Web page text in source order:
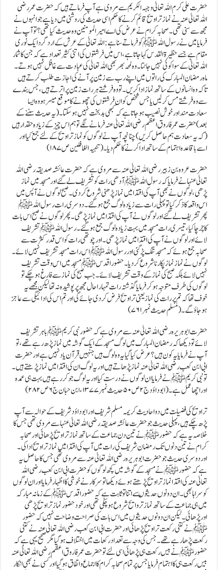
حضرت علی کرم اللہ تعالیٰ وجہہ الکریم سے مروی ہے آپ فرماتے ہیں کہ حضرت عمر رضی
اللہ تعالیٰ عنہ نے نماز تراویح قائم کرنے کا حکم اسی حدیث کی روشنی میں دیا ہے جو انہوں نے
مجھ سے سنی تھی۔صحابہ کرام نے عرض کی اے امیر المومنین وہ حدیث کیا تھی؟تو آپ نے
فرمایا میں نے رسول اللہ ﷺکو فرماتے سنا ہے: اللہ تعالیٰ کے عرش کے ارد گرد ایک نوری
مقام ہے جسے حظیرۃ القدس کہا جاتا ہے ،اس میں فرشتوں کی اتنی کثیر تعداد ہے کہ جن کا شمار
اللہ تعالیٰ کے سوا کوئی نہیں جانتا ۔وہ لمحہ بھر بھی اللہ تعالیٰ کی عبادت سے غافل نہیں ہوتے۔
ماہ رمضان المبارک کی راتوں میں اپنے رب سے زمین پر آنے کی اجازت طلب کرتے ہیں
تاکہ وہ انسانوں کے ساتھ نماز ادا کریں ۔تو وہ فرشتے ہر رات زمین پر اترتے ہیں ، جس بندے
سے وہ فرشتے مس کرلیں یا جس شخص کو ان فرشتوں کی چھونے کا موقع میسر ہو وہ ایسا
سعادت مند اور خوش نصیب ہو جاتا ہے کہ کبھی بدبخت نہیں ہوسکتا ۔(یہ حدیث سننے کے
بعد)حضرت عمر فاروق اعظم رضی اللہ تعالیٰ عنہ فرمانے لگے تو ہم اس چیز کے زیادہ حقدار ہیں
( کہ یہ سعادت ہم حاصل کریں)چنانچہ آپ نے لوگوں کو نماز تراویح کے لئے جمع کیا اور
اسے باقاعدہ اہتمام کے ساتھ ادا کرنے کا حکم دیا۔(تنبیہ الغافلین ص۱۸۷)
حضرت عروہ بن زبیر رضی اللہ تعالیٰ عنہ سے مروی ہے کہ حضرت عائشہ صدیقہ رضی اللہ
تعالیٰ عنہا نے فرمایا کہ رسول اللہ ﷺ آدھی رات کو تشریف لے گئے اور مسجد میں نماز
پڑھی ، لوگوں نے بھی آپ کی اقتدا میں نماز پڑھنی شروع کردی ۔ صبح لوگوں نے آپس میں
اس واقعہ کا ذکر کیا تو پہلی رات سے زیادہ لوگ جمع ہوگئے ۔دوسری رات رسول اللہ ﷺ
پھر تشریف لے گئے اور لوگوں نے آپ کی اقتدا میں نماز پڑھی ۔ پھر لوگوں نے صبح اس بات
کا چرچا کیا ، تیسری رات مسجد میں بہت زیادہ لوگ جمع ہوگئے ۔ رسول اللہ ﷺ تشریف
لائے اور لوگوں نے آپ کی اقتدا میں نماز پڑھی ۔اور چوتھی رات کو اس قدر کثرت سے
صحابہ جمع ہوئے کہ مسجد تنگ پڑ گئی اور رسول اللہ ﷺ اس رات مسجد تشریف نہیں لائے۔
لوگوں نے نماز نماز پکارنا شروع کردیا ۔ حضور اقدس ﷺ مسجد میں اس وقت تشریف
نہیں لائے بلکہ صبح کی نماز کے وقت تشریف لائے۔جب صبح کی نماز سے فارغ ہو چکے تو
لوگوں کی طرف متوجہ ہوکر فرمایا گذشتہ رات تمہارا حال مجھ پر پوشیدہ نہ تھا لیکن مجھے یہ
خوف تھا کہ تم پر رات کی نماز یعنی تراویح فرض کردی جائے گی اور تم اس کی ادائیگی سے عاجز
ہو جاؤگے۔(مسلم حدیث نمبر ۷۶۱)
حضرت ابوہریرہ رضی اللہ تعالیٰ عنہ سے مروی ہے کہ حضور نبی کریم ﷺ باہر تشریف
لائے تو دیکھا کہ رمضان المبارک میں لوگ مسجد کے ایک گوشہ میں نماز پڑھ رہے تھے ، تو
آپ نے فرمایا یہ کون ہیں؟عرض کیا گیا یہ وہ لوگ ہیں جنہیں قرآن یا د نہیں ہے اور حضرت
ابی ابن کعب رضی اللہ تعالیٰ عنہ نماز پڑھاتے ہیں اور یہ لوگ ان کی اقتدا میں نماز پڑھتے ہیں۔
تو نبی کریم ﷺ نے فرمایا ان لوگوں نے درست کیا اور یہ لوگ جو کر رہے ہیں بہت ہی عمدہ
اور اچھا عمل ہے۔(ابو داؤد ج۲ص ۵۰حدیث نمبر ۱۳۷۷،ابن حبان ج۶ص۲۸۲)
تراویح کی فضیلت میں دو احادیث کریمہ مسلم شریف اور ابو داؤد شریف کے حوالہ سے آپ
پڑھ چکے ہیں، پہلی حدیث جو حضرت عائشہ صدیقہ رضی اللہ تعالیٰ عنہا سے مروی تھی جس کا
خلاصہ یہ ہے کہ حضور ﷺنے تین دن جماعت کے ساتھ نماز تراویح پڑھائی اور صحابہ
کرام نے تین دنوں تک رمضان شریف کی رات میں آپ کی اقتدامیں نماز تراویح ادا کی۔
اور دوسری حدیث جو حضرت ابو ہریر ہ رضی اللہ تعالیٰ عنہ سے مروی تھی جس کا حاصل یہ
ہے کہ حضور ﷺ نے مسجد کے گوشہ میں کچھ لوگوں کو حضرت ابی ابن کعب رضی اللہ
تعالیٰ عنہ کی اقتدا نماز تراویح پڑھتے ہوئے دیکھا تو سرکار نے خوشی کا اظہار فرمایا اور ان لوگوں
کو سراہا بھی۔ ان دونوں حدیثوںسے اتنا تو ثابت ہے کہ حضور اقدس ﷺ کے زمانہ مبارکہ
میں ہی جماعت کے ساتھ نماز تروایح شروع ہو چکی تھی اور خود حضور نماز تراویح پڑھی
اورپڑھائی۔لیکن ان دونوں حدیثوں میں اس بات کی صراحت و ضاحت نہیں کہ حضور
ﷺ نے کتنی رکعت تراویح پڑھائی اور حضرت ابی ابن کعب رضی اللہ تعالیٰ عنہ نے کتنی
رکعت پڑھا رہے تھے۔جس کی وجہ سے تعداد رکعات میں اختلاف ہوگیا مگر صحیح یہی ہے کہ
حضور ﷺ نے بیس رکعت ہی پڑھائی اسی لئے تو حضرت عمر فاروق اعظم رضی اللہ تعالیٰ عنہ
بیس رکعت ہی کا اہتما م فرمایا جس پر تمام صحابہ کرام کا اجماع و اتفاق ہوگیا اور کسی نے بھی انکار